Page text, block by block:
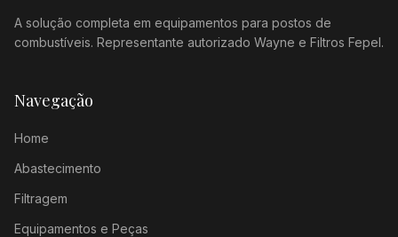
A solução completa em equipamentos para postos de
combustíveis. Representante autorizado Wayne e Filtros Fepel.
Navegação
Home
Abastecimento
Filtragem
Equipamentos e Peças